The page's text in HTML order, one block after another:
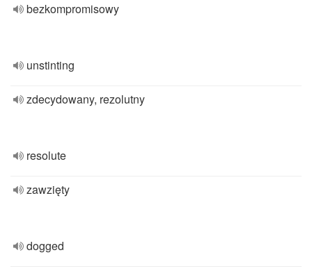
bezkompromisowy
unstinting
zdecydowany, rezolutny
resolute
zawzięty
dogged